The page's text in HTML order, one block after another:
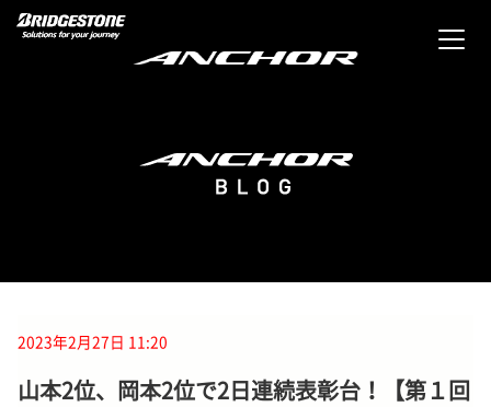
2023年2月27日 11:20
山本2位、岡本2位で2日連続表彰台！【第１回